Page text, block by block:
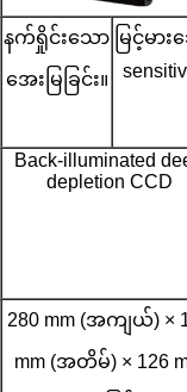
နက်ရှိုင်းသော
အေးမြခြင်း။
မြင့်မား
Back-illuminated
depletion CCD
280 mm (အကျယ်) ×
mm (အတိမ်) × 126